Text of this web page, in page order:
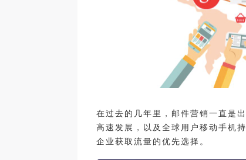
在过去的几年里，邮件营销一直是
高速发展，以及全球用户移动手机
企业获取流量的优先选择。